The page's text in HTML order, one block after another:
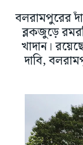
বলরামপুরের
ব্লকজুড়ে
খাদান।
দাবি,